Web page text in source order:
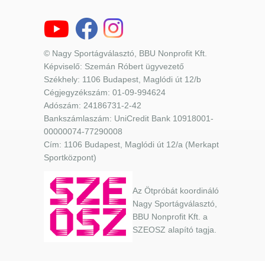
© Nagy Sportágválasztó, BBU Nonprofit Kft.
Képviselő: Szemán Róbert ügyvezető
Székhely: 1106 Budapest, Maglódi út 12/b
Cégjegyzékszám: 01-09-994624
Adószám: 24186731-2-42
Bankszámlaszám: UniCredit Bank 10918001-
00000074-77290008
Cím: 1106 Budapest, Maglódi út 12/a (Merkapt
Sportközpont)
Az Ötpróbát koordináló
Nagy Sportágválasztó,
BBU Nonprofit Kft. a
SZEOSZ alapító tagja.